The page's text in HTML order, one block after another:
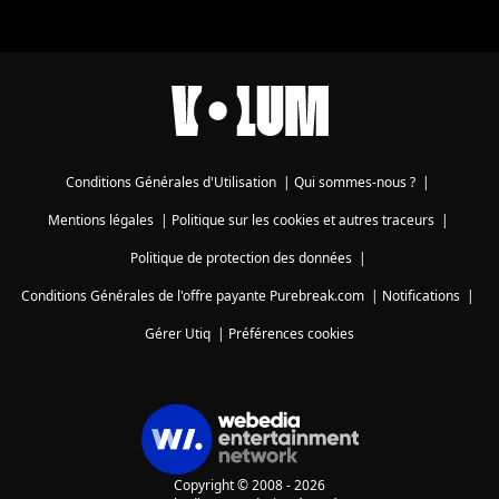
Conditions Générales d'Utilisation | Qui sommes-nous ? |
Mentions légales| Politique sur les cookies et autres traceurs|
Politique de protection des données|
Conditions Générales de l'offre payante Purebreak.com | Notifications |
Gérer Utiq | Préférences cookies
Copyright © 2008 - 2026